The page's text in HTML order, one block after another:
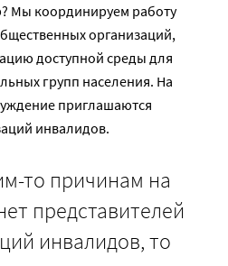
Мы координируем работу
организаций,
доступной среды для
групп населения. На
приглашаются
инвалидов.
то причинам на
представителей
инвалидов, то